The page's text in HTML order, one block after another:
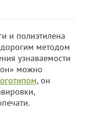
и полиэтилена
методом
узнаваемости
можно
, он